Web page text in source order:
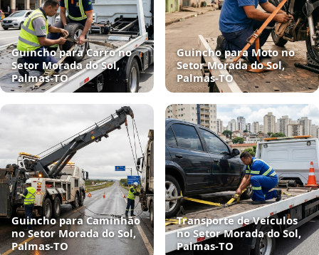
Guincho para Carro no
Setor Morada do Sol,
Palmas‑TO
Guincho para Moto no
Setor Morada do Sol,
Palmas‑TO
Guincho para Caminhão
no Setor Morada do Sol,
Palmas‑TO
Transporte de Veículos
no Setor Morada do Sol,
Palmas‑TO